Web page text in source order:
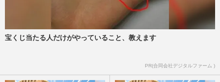
宝くじ当たる人だけがやっていること、教えます
PR(合同会社デジタルファーム )